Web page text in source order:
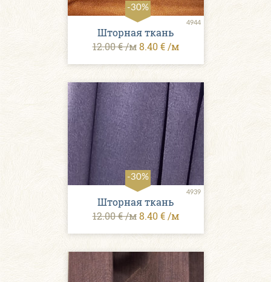
-30%
4944
Шторная ткань
12.00 € /м 8.40 € /м
-30%
4939
Шторная ткань
12.00 € /м 8.40 € /м